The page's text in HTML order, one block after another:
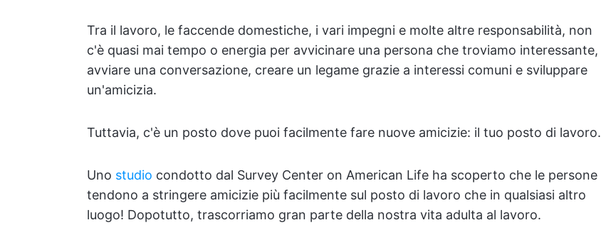
Tra il lavoro, le faccende domestiche, i vari impegni e molte altre responsabilità, non
c'è quasi mai tempo o energia per avvicinare una persona che troviamo interessante,
avviare una conversazione, creare un legame grazie a interessi comuni e sviluppare
un'amicizia.
Tuttavia, c'è un posto dove puoi facilmente fare nuove amicizie: il tuo posto di lavoro.
Uno studio condotto dal Survey Center on American Life ha scoperto che le persone
tendono a stringere amicizie più facilmente sul posto di lavoro che in qualsiasi altro
luogo! Dopotutto, trascorriamo gran parte della nostra vita adulta al lavoro.